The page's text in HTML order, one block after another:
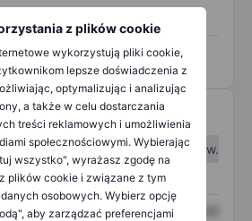
z plików cookie
wykorzystują pliki cookie,
lepsze doświadczenia z
optymalizując i analizując
a także w celu dostarczania
treści reklamowych i umożliwienia
społecznościowymi. Wybierając
wszystko", wyrażasz zgodę na
plików cookie i związane z tym
osobowych. Wybierz opcję
aby zarządzać preferencjami
ryzyka ESG.
W I kw.
W II kw.
XXXXXXX XXXXXXX